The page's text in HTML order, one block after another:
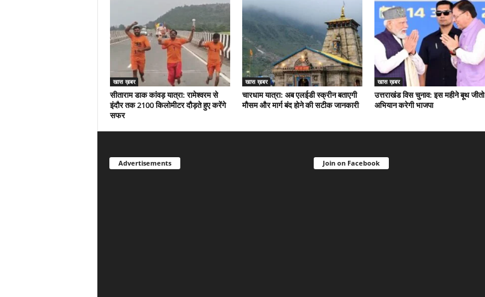
खास ख़बर
सीताराम डाक कांवड़ यात्रा: रामेश्वरम से
इंदौर तक 2100 किलोमीटर दौड़ते हुए करेंगे
सफर
खास ख़बर
चारधाम यात्रा: अब एलईडी स्क्रीन बताएगी
मौसम और मार्ग बंद होने की सटीक जानकारी
खास ख़बर
उत्तराखंड विस चुनाव: इस महीने बूथ जीतो
अभियान करेगी भाजपा
Advertisements Join on Facebook